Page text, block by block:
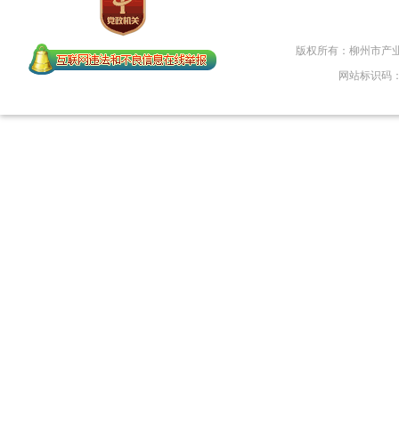
版权所有：柳州市产
网站标识码